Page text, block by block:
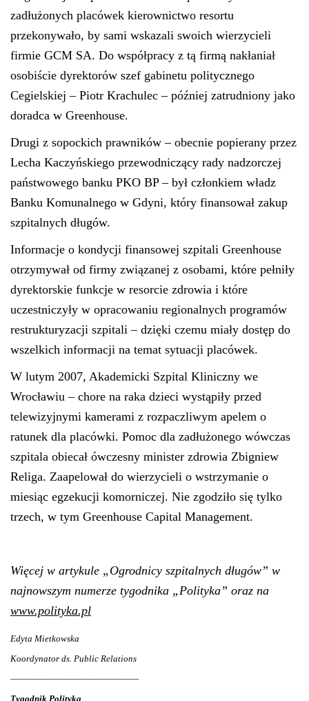
zadłużonych placówek kierownictwo resortu
przekonywało, by sami wskazali swoich wierzycieli
firmie GCM SA. Do współpracy z tą firmą nakłaniał
osobiście dyrektorów szef gabinetu politycznego
Cegielskiej – Piotr Krachulec – później zatrudniony jako
doradca w Greenhouse.
Drugi z sopockich prawników – obecnie popierany przez
Lecha Kaczyńskiego przewodniczący rady nadzorczej
państwowego banku PKO BP – był członkiem władz
Banku Komunalnego w Gdyni, który finansował zakup
szpitalnych długów.
Informacje o kondycji finansowej szpitali Greenhouse
otrzymywał od firmy związanej z osobami, które pełniły
dyrektorskie funkcje w resorcie zdrowia i które
uczestniczyły w opracowaniu regionalnych programów
restrukturyzacji szpitali – dzięki czemu miały dostęp do
wszelkich informacji na temat sytuacji placówek.
W lutym 2007, Akademicki Szpital Kliniczny we
Wrocławiu – chore na raka dzieci wystąpiły przed
telewizyjnymi kamerami z rozpaczliwym apelem o
ratunek dla placówki. Pomoc dla zadłużonego wówczas
szpitala obiecał ówczesny minister zdrowia Zbigniew
Religa. Zaapelował do wierzycieli o wstrzymanie o
miesiąc egzekucji komorniczej. Nie zgodziło się tylko
trzech, w tym Greenhouse Capital Management.
Więcej w artykule „Ogrodnicy szpitalnych długów” w
najnowszym numerze tygodnika „Polityka” oraz na
www.polityka.pl
Edyta Mietkowska
Koordynator ds. Public Relations
———————————————–
Tygodnik Polityka